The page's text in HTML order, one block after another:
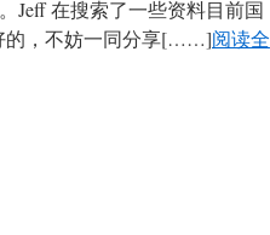
Jeff 在搜索了一些资料目前国
的，不妨一同分享[……]阅读全